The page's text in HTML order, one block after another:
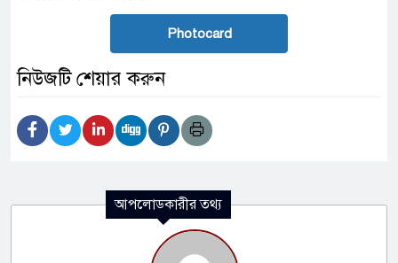
Photocard
নিউজটি শেয়ার করুন
আপলোডকারীর তথ্য